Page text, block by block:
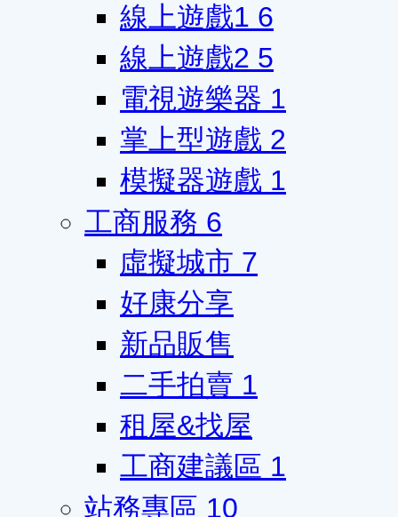
線上遊戲1 6
線上遊戲2 5
電視遊樂器 1
掌上型遊戲 2
模擬器遊戲 1
工商服務 6
虛擬城市 7
好康分享
新品販售
二手拍賣 1
租屋&找屋
工商建議區 1
站務專區 10